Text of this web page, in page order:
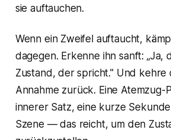
sie auftauchen.
Wenn ein Zweifel auftaucht,
dagegen. Erkenne ihn sanft: „Ja,
Zustand, der spricht." Und kehre
Annahme zurück. Eine Atemzug-
innerer Satz, eine kurze
Szene — das reicht, um den